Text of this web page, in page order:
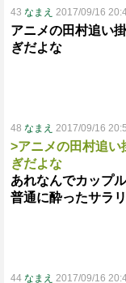
43 なまえ 2017/09/16
アニメの田村追い
ぎだよな
48 なまえ 2017/09/16
>アニメの田村追い
ぎだよな
あれなんでカップ
普通に酔ったサラ
44 なまえ 2017/09/16